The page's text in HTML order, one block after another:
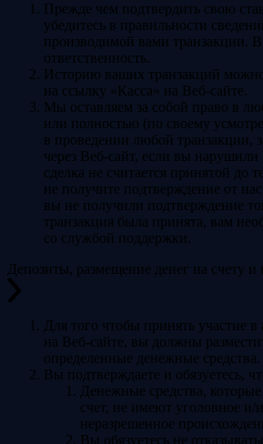
Прежде чем подтвердить свою
убедитесь в правильности
производимой вами транзакции.
ответственность.
Историю ваших транзакций
на ссылку «Касса» на Веб-сайте.
Мы оставляем за собой право в
или полностью (по своему
в проведении любой транзакции,
через Веб-сайт, если вы
сделка не считается принятой до
не получите подтверждение от
вы не получили подтверждение
транзакция была принята, вам
со службой поддержки.
Депозиты, размещение денег на счету и
Для того чтобы принять участие в
на Веб-сайте, вы должны
определенные денежные средства.
Вы подтверждаете и обязуетесь,
Денежные средства,
счет, не имеют уголовное и/
неразрешенное
Вы обязуетесь не